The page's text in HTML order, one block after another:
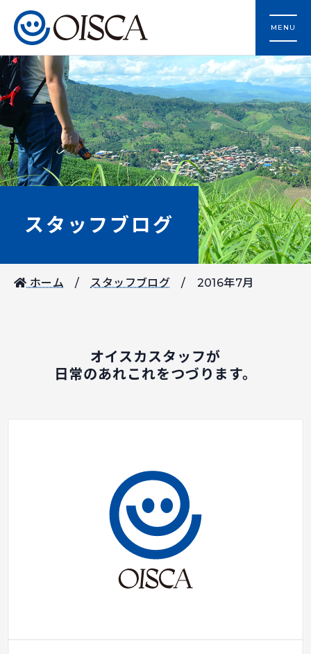
MENU
スタッフブログ
ホーム スタッフブログ 2016年7月
オイスカスタッフが
日常のあれこれをつづります。